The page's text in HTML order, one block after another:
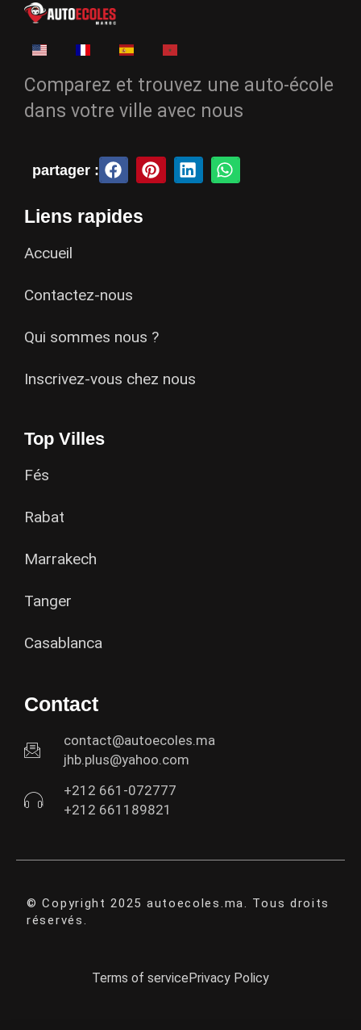
Comparez et trouvez une auto-école
dans votre ville avec nous
partager :
Liens rapides
Accueil
Contactez-nous
Qui sommes nous ?
Inscrivez-vous chez nous
Top Villes
Fés
Rabat
Marrakech
Tanger
Casablanca
Contact
contact@autoecoles.ma
jhb.plus@yahoo.com
+212 661-072777
+212 661189821
© Copyright 2025 autoecoles.ma. Tous droits
réservés.
Terms of service Privacy Policy